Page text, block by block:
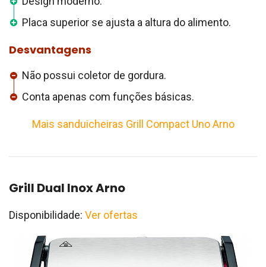
Placa superior se ajusta a altura do alimento.
Desvantagens
Não possui coletor de gordura.
Conta apenas com funções básicas.
Mais sanduicheiras Grill Compact Uno Arno
Grill Dual Inox Arno
Disponibilidade: Ver ofertas